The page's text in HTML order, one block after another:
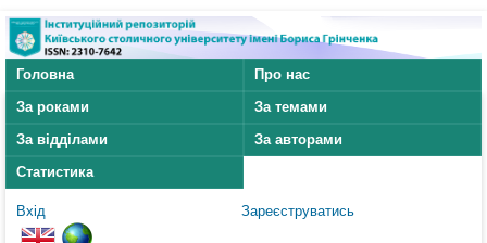
Головна
Про нас
За роками
За темами
За відділами
За авторами
Статистика
Вхід Зареєструватись